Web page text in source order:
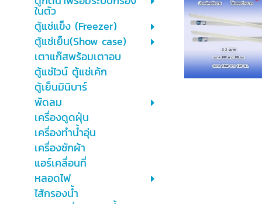
ในตัว
ตู้แช่แข็ง (Freezer)
ตู้แช่เย็น(Show case)
เตาแก๊สพร้อมเตาอบ
ตู้แช่ไวน์ ตู้แช่เค้ก
ตู้เย็นมินิบาร์
พัดลม
เครื่องดูดฝุ่น
เครื่องทำน้ำอุ่น
เครื่องซักผ้า
แอร์เคลื่อนที่
หลอดไฟ
ไส้กรองน้ำ